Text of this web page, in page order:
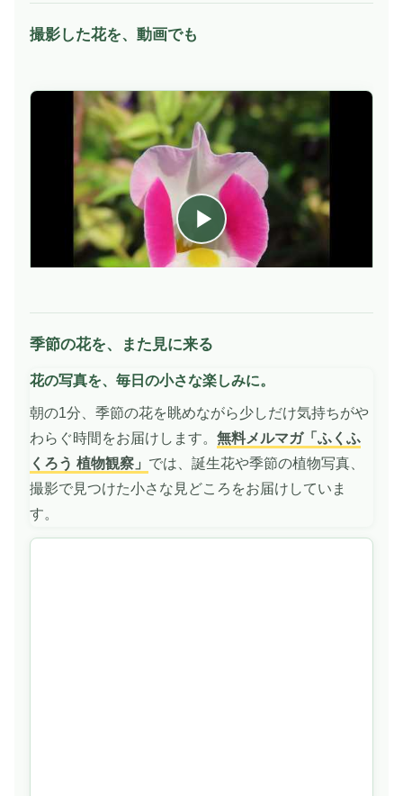
撮影した花を、動画でも
動
画
を
生
季節の花を、また見に来る
花の写真を、毎日の小さな楽しみに。
朝の1分、季節の花を眺めながら少しだけ気持ちがや
わらぐ時間をお届けします。 無料メルマガ「ふくふ
くろう 植物観察」 では、誕生花や季節の植物写真、
撮影で見つけた小さな見どころをお届けしていま
す。